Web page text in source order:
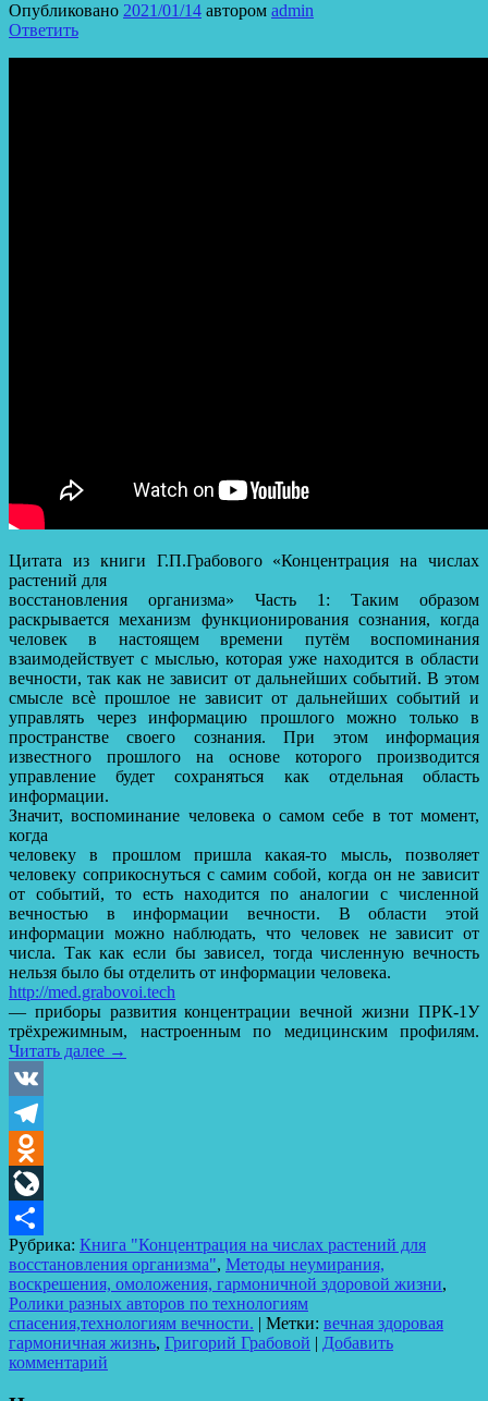
Опубликовано 2021/01/14 автором admin
Ответить
Цитата из книги Г.П.Грабового «Концентрация на числах
растений для
восстановления организма» Часть 1: Таким образом
раскрывается механизм функционирования сознания, когда
человек в настоящем времени путём воспоминания
взаимодействует с мыслью, которая уже находится в области
вечности, так как не зависит от дальнейших событий. В этом
смысле всѐ прошлое не зависит от дальнейших событий и
управлять через информацию прошлого можно только в
пространстве своего сознания. При этом информация
известного прошлого на основе которого производится
управление будет сохраняться как отдельная область
информации.
Значит, воспоминание человека о самом себе в тот момент,
когда
человеку в прошлом пришла какая-то мысль, позволяет
человеку соприкоснуться с самим собой, когда он не зависит
от событий, то есть находится по аналогии с численной
вечностью в информации вечности. В области этой
информации можно наблюдать, что человек не зависит от
числа. Так как если бы зависел, тогда численную вечность
нельзя было бы отделить от информации человека.
http://med.grabovoi.tech
— приборы развития концентрации вечной жизни ПРК-1У
трёхрежимным, настроенным по медицинским профилям.
Читать далее →
VK
Telegram
Odnoklassniki
LiveJournal
Отправить
Рубрика: Книга "Концентрация на числах растений для
восстановления организма", Методы неумирания,
воскрешения, омоложения, гармоничной здоровой жизни,
Ролики разных авторов по технологиям
спасения,технологиям вечности. | Метки: вечная здоровая
гармоничная жизнь, Григорий Грабовой | Добавить
комментарий